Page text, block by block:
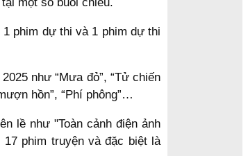
phim dự thi và 1 phim dự thi
như “Mưa đỏ”, “Tử chiến
hồn”, “Phí phông”…
lề như "Toàn cảnh điện ảnh
17 phim truyện và đặc biệt là